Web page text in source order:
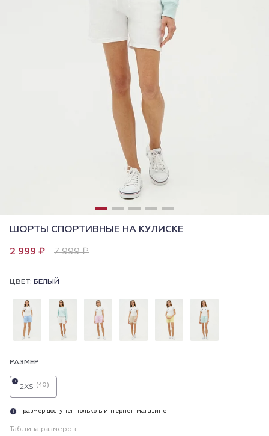
ШОРТЫ СПОРТИВНЫЕ НА КУЛИСКЕ
2 999 ₽ 7 999 ₽
ЦВЕТ: БЕЛЫЙ
РАЗМЕР
2XS (40)
i
i размер доступен только в интернет-магазине
Таблица размеров